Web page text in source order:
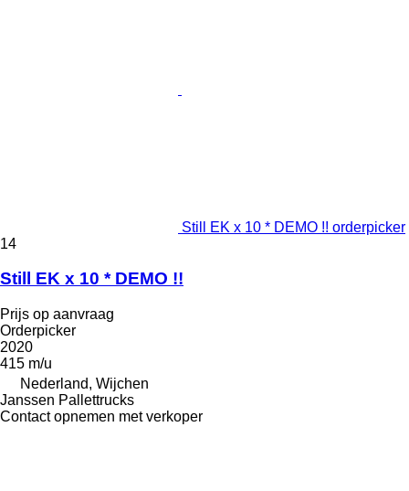
Still EK x 10 * DEMO !! orderpicker
14
Still EK x 10 * DEMO !!
Prijs op aanvraag
Orderpicker
2020
415 m/u
Nederland, Wijchen
Janssen Pallettrucks
Contact opnemen met verkoper